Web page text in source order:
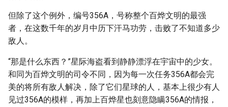
但除了这个例外，编号356A，号称整个百烨文明的最强
者，在这数千年的岁月中历下汗马功劳，击败了不知道多少
敌人。
“那是什么东西？”星际海盗看到静静漂浮在宇宙中的少女。
和同为百烨文明的司令不同，因为每一次任务356A都会完
美的将所有敌人解决，除了它们星球的人，基本上很少有人
见过356A的模样，再加上百烨星也刻意隐瞒356A的情报，